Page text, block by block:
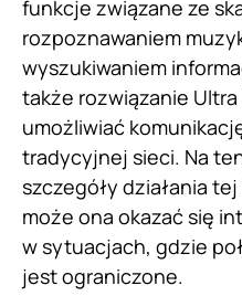
funkcje związane ze
rozpoznawaniem
wyszukiwaniem
także rozwiązanie Ultra
umożliwiać
tradycyjnej sieci. Na
szczegóły działania
może ona okazać się
w sytuacjach, gdzie
jest ograniczone.